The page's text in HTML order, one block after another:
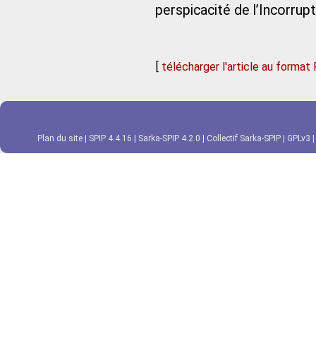
perspicacité de
[ télécharger l'article au format
Plan du site SPIP 4.4.16 Sarka-SPIP 4.2.0 Collectif Sarka-SPIP GPLv3